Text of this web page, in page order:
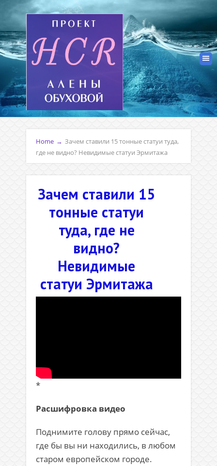
Home → Зачем ставили 15 тонные статуи туда,
где не видно? Невидимые статуи Эрмитажа
Зачем ставили 15
тонные статуи
туда, где не
видно?
Невидимые
статуи Эрмитажа
*
Расшифровка видео
Поднимите голову прямо сейчас,
где бы вы ни находились, в любом
старом европейском городе.